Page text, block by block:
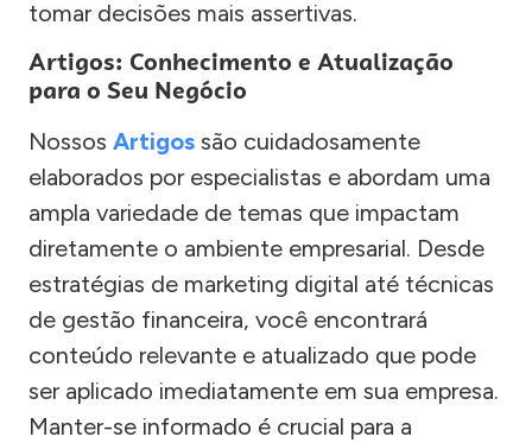
tomar decisões mais assertivas.
Artigos: Conhecimento e Atualização
para o Seu Negócio
Nossos Artigos são cuidadosamente
elaborados por especialistas e abordam uma
ampla variedade de temas que impactam
diretamente o ambiente empresarial. Desde
estratégias de marketing digital até técnicas
de gestão financeira, você encontrará
conteúdo relevante e atualizado que pode
ser aplicado imediatamente em sua empresa.
Manter-se informado é crucial para a